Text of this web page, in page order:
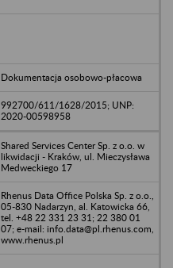
Dokumentacja osobowo-płacowa
992700/611/1628/2015; UNP:
2020-00598958
Shared Services Center Sp. z o.o. w
likwidacji - Kraków, ul. Mieczysława
Medweckiego 17
Rhenus Data Office Polska Sp. z o.o.,
05-830 Nadarzyn, al. Katowicka 66,
tel. +48 22 331 23 31; 22 380 01
07; e-mail: info.data@pl.rhenus.com,
www.rhenus.pl